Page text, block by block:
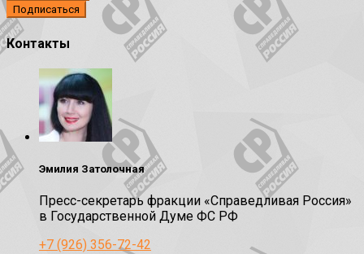
Контакты
Эмилия Затолочная
Пресс-секретарь фракции «Справедливая Россия»
в Государственной Думе ФС РФ
+7 (926) 356-72-42